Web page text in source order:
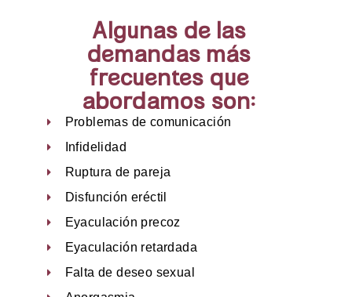
Algunas de las
demandas más
frecuentes que
abordamos son:
Problemas de comunicación
Infidelidad
Ruptura de pareja
Disfunción eréctil
Eyaculación precoz
Eyaculación retardada
Falta de deseo sexual